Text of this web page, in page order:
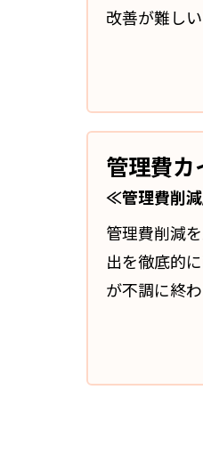
改善が難し
管理費カ
≪管理費削
管理費削減
出を徹底的
が不調に終